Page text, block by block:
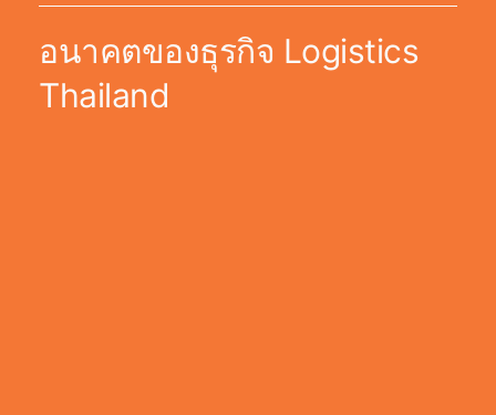
อนาคตของธุรกิจ Logistics
Thailand